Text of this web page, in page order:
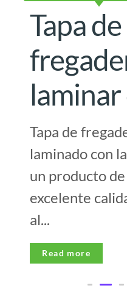
Tapa de
laminar
Tapa de
laminado con
un producto
excelente
al...
Read more